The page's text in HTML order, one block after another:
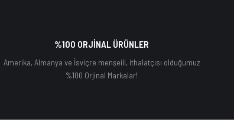
%100 ORJİNAL ÜRÜNLER
Amerika, Almanya ve İsviçre menşeili, ithalatçısı olduğumuz
%100 Orjinal Markalar!